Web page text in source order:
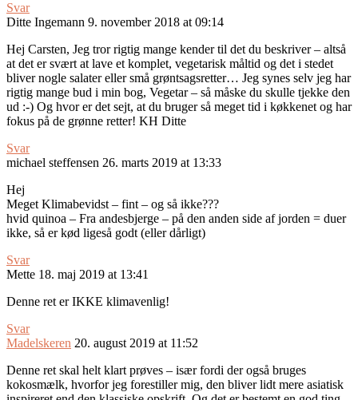
Svar
Ditte Ingemann 9. november 2018 at 09:14
Hej Carsten, Jeg tror rigtig mange kender til det du beskriver – altså
at det er svært at lave et komplet, vegetarisk måltid og det i stedet
bliver nogle salater eller små grøntsagsretter… Jeg synes selv jeg har
rigtig mange bud i min bog, Vegetar – så måske du skulle tjekke den
ud :-) Og hvor er det sejt, at du bruger så meget tid i køkkenet og har
fokus på de grønne retter! KH Ditte
Svar
michael steffensen 26. marts 2019 at 13:33
Hej
Meget Klimabevidst – fint – og så ikke???
hvid quinoa – Fra andesbjerge – på den anden side af jorden = duer
ikke, så er kød ligeså godt (eller dårligt)
Svar
Mette 18. maj 2019 at 13:41
Denne ret er IKKE klimavenlig!
Svar
Madelskeren 20. august 2019 at 11:52
Denne ret skal helt klart prøves – især fordi der også bruges
kokosmælk, hvorfor jeg forestiller mig, den bliver lidt mere asiatisk